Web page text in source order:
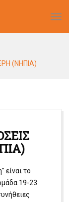
(ΝΗΠΙΑ)
είναι το
19-23